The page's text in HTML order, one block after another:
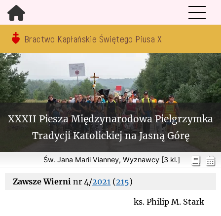
Bractwo Kapłańskie Świętego Piusa X
XXXII Piesza Międzynarodowa Pielgrzymka
Tradycji Katolickiej na Jasną Górę
Św. Jana Marii Vianney, Wyznawcy [3 kl.]
Zawsze Wierni nr 4/2021 (215)
ks. Philip M. Stark